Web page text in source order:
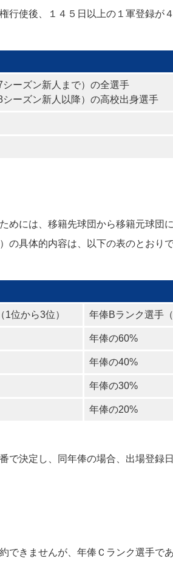
使後、１４５日以上の１軍登録が
ーズン新人まで）の全選手
ーズン新人以降）の高校出身選手
には、移籍先球団から移籍元球団
の具体的内容は、以下の表のとおりで
位から3位） 年俸Bランク選手
年俸の60%
年俸の40%
年俸の30%
年俸の20%
決定し、同年俸の場合、出場登録
きませんが、年俸Ｃランク選手で